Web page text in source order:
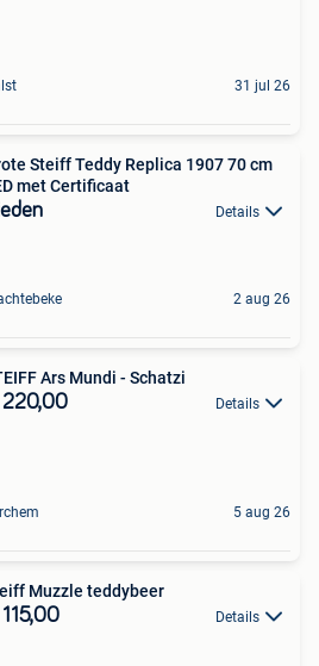
31 jul 26
Steiff Teddy Replica 1907 70 cm
met Certificaat
Details
2 aug 26
Ars Mundi - Schatzi
Details
5 aug 26
Muzzle teddybeer
Details